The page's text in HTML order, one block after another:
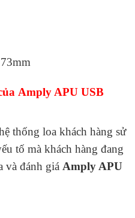
Amply APU USB
thống loa khách hàng sử
tố mà khách hàng đang
và đánh giá Amply APU